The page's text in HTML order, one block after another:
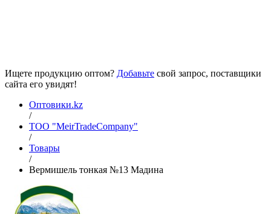
Ищете продукцию оптом? Добавьте свой запрос, поставщики
сайта его увидят!
Оптовики.kz
/
ТОО "MeirTradeCompany"
/
Товары
/
Вермишель тонкая №13 Мадина